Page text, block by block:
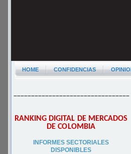
HOME CONFIDENCIAS
–––––––––––––––––––––––––––––––––
RANKING DIGITAL DE MERCADOS
DE COLOMBIA
INFORMES SECTORIALES
DISPONIBLES